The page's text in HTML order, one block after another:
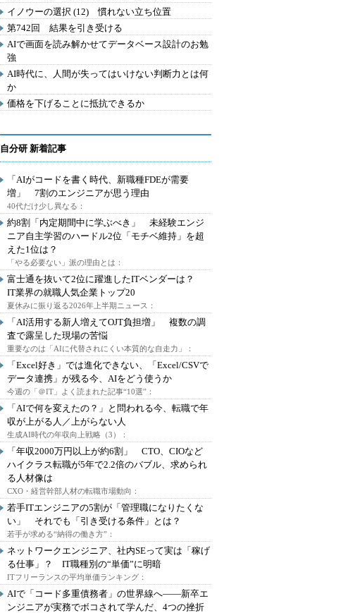
イノウーの選択 (12) 慣れない立ち位置
第742回 結果を引き受ける
AIで画面を読み解かせてデータベース設計のお勉
強
AI時代に、人間が失ってはいけない判断力とは何
か
価格を下げることに抵抗できるか
自分研 新着記事
「AIがコードを書く時代、新職種FDEが需要
増」 7割のエンジニアが思う理由
40代だけ少し異なる：
約8割「内定期間中に学ぶべき」 未経験エンジ
ニア自主学習のハードル2位「モチベ維持」を超
えた1位は？
「やる必要ない」派の理由とは：
富士通を抜いて2位に躍進したITベンダーは？
IT業界の就職人気企業トップ20
夏休みに振り返る2026年上半期ニュース：
「AI活用する新人増えてOJT負担増」 複数の調
査で露呈した現場の苦悩
重要なのは「AIに代替されにくい本質的な自走力」：
「Excel好き」では進化できない、「Excel/CSVで
データ連携」が残る今、AIをどう使うか
今週の「＠IT」よく読まれた記事“10選”：
「AIで何を変えたの？」と問われる今、転職で年
収が上がる人／上がらない人
生成AI時代の年収向上戦略（3）：
「年収2000万円以上が約6割」 CTO、CIOなど
ハイクラス転職が5年で2.2倍のバブル、求められ
る人材像は
CXO・経営幹部人材の転職市場動向：
若手ITエンジニアの5割が「管理職になりたくな
い」 それでも「引き受ける条件」とは？
若手が求める“納得の働き方”：
ネットワークエンジニア、社内SEって実は「稼げ
る仕事」？ IT職種別の“単価”に明暗
ITフリーランスの平均単価ランキング：
AIで「コード多重債務者」の世界線へ――新卒エ
ンジニアが実務でボコされて学んだ、4つの挫折